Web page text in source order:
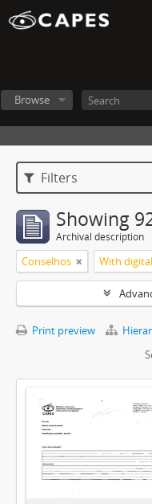
Browse
Filters
Showing
Archival description
Conselhos With
Print preview